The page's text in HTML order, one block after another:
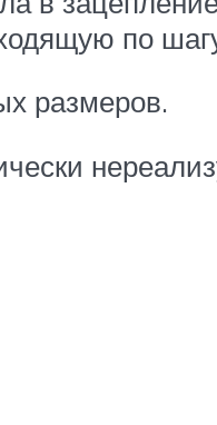
по
размеров.